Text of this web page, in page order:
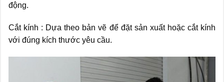
động.
Cắt kính : Dựa theo bản vẽ để đặt sản xuất hoặc cắt kính
với đúng kích thước yêu cầu.